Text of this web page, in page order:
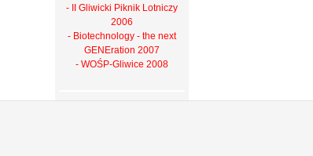
- II Gliwicki Piknik Lotniczy
2006
- Biotechnology - the next
GENEration 2007
- WOŚP-Gliwice 2008